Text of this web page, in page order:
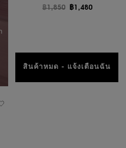
ราคาเก่า
฿1,850 ราคาใหม่
฿1,480
สินค้าหมด - แจ้งเตือนฉัน